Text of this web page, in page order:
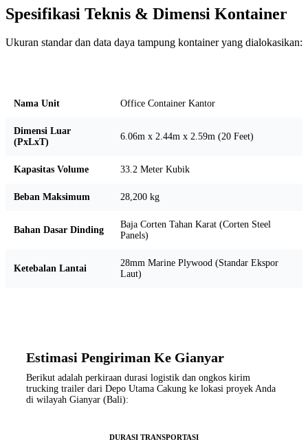
Spesifikasi Teknis & Dimensi Kontainer
Ukuran standar dan data daya tampung kontainer yang dialokasikan:
Nama Unit Office Container Kantor
Dimensi Luar
(PxLxT)
6.06m x 2.44m x 2.59m (20 Feet)
Kapasitas Volume 33.2 Meter Kubik
Beban Maksimum 28,200 kg
Bahan Dasar Dinding
Baja Corten Tahan Karat (Corten Steel
Panels)
Ketebalan Lantai
28mm Marine Plywood (Standar Ekspor
Laut)
Estimasi Pengiriman Ke Gianyar
Berikut adalah perkiraan durasi logistik dan ongkos kirim
trucking trailer dari Depo Utama Cakung ke lokasi proyek Anda
di wilayah Gianyar (Bali):
DURASI TRANSPORTASI